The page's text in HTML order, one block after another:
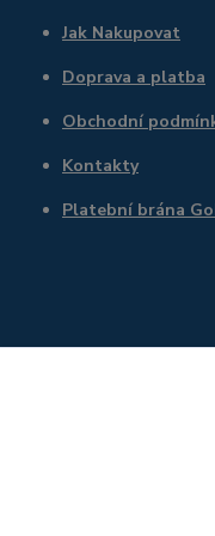
Jak Nakupovat
Doprava a platba
Obchodní
Kontakty
Platební brána